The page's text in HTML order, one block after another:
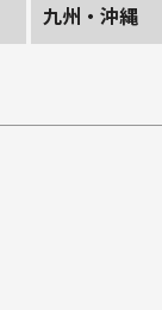
九州・沖縄